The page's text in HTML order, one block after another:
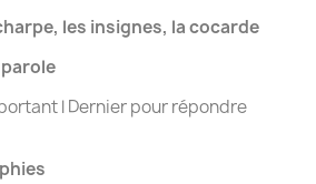
les insignes, la cocarde
l Dernier pour répondre